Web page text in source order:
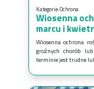
Kategorie:Ochrona
Wiosenna
marcu i
Wiosenna ochrona
groźnych chorób
terminie jest trudne